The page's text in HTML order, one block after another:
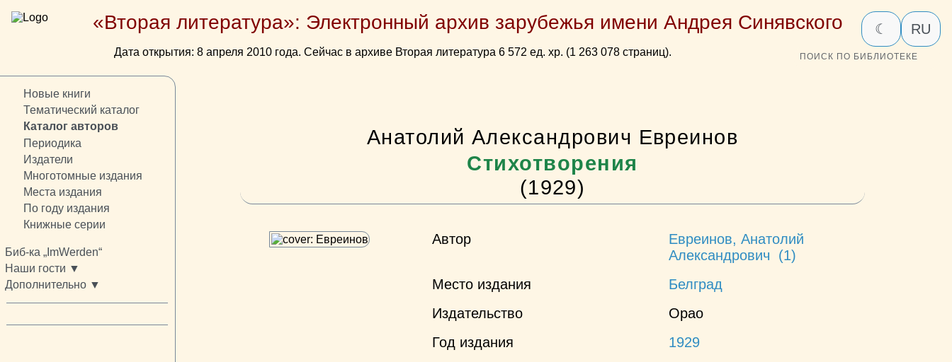
«Вторая литература»: Электронный архив зарубежья имени Андрея Синявского
Дата открытия: 8 апреля 2010 года. Сейчас в архиве Вторая литература 6 572 ед. хр. (1 263 078 страниц).
☾ RU
ПОИСК ПО БИБЛИОТЕКЕ
Новые книги
Тематический каталог
Каталог авторов
Периодика
Издатели
Многотомные издания
Места издания
По году издания
Книжные серии
Биб-ка „ImWerden“
Наши гости ▼
Дополнительно ▼
Анатолий Александрович Евреинов
Стихотворения
(1929)
Автор
Евреинов, Анатолий
Александрович (1)
Место издания
Белград
Издательство
Орао
Год издания
1929